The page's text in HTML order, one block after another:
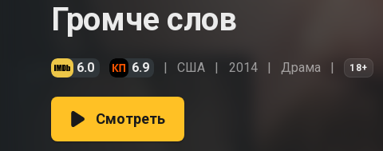
Громче слов
6.0 6.9 США 2014 Драма 18+
Смотреть